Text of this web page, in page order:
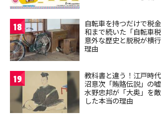
18
自転車を持つだけで税
和まで続いた「自転車
意外な歴史と脱税が横
理由
19
教科書と違う！江戸時
沼意次「賄賂伝説」の嘘
水野忠邦が「大奥」を
した本当の理由